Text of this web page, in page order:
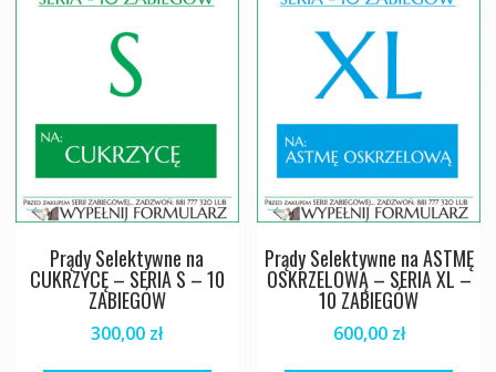
Prądy Selektywne na
CUKRZYCĘ – SERIA S – 10
ZABIEGÓW
300,00 zł
Prądy Selektywne na ASTMĘ
OSKRZELOWĄ – SERIA XL –
10 ZABIEGÓW
600,00 zł